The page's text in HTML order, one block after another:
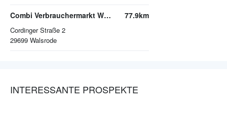
Combi Verbrauchermarkt Walsrode
Cordinger Straße 2
29699 Walsrode
77.9km
INTERESSANTE PROSPEKTE